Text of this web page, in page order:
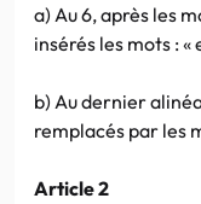
a) Au 6, après les
insérés les mots : «
b) Au dernier
remplacés par les
Article 2